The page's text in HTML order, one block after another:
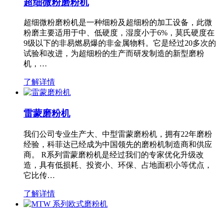
超细微粉磨粉机是一种细粉及超细粉的加工设备，此微
粉磨主要适用于中、低硬度，湿度小于6%，莫氏硬度在
9级以下的非易燃易爆的非金属物料。它是经过20多次的
试验和改进，为超细粉的生产而研发制造的新型磨粉
机，…
了解详情
雷蒙磨粉机
我们公司专业生产大、中型雷蒙磨粉机，拥有22年磨粉
经验，科菲达已经成为中国领先的磨粉机制造商和供应
商。 R系列雷蒙磨粉机是经过我们的专家优化升级改
造，具有低损耗、投资小、环保、占地面积小等优点，
它比传…
了解详情